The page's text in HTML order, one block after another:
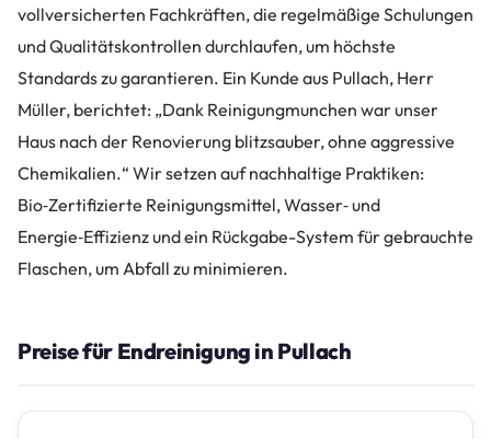
vollversicherten Fachkräften, die regelmäßige Schulungen
und Qualitätskontrollen durchlaufen, um höchste
Standards zu garantieren. Ein Kunde aus Pullach, Herr
Müller, berichtet: „Dank Reinigungmunchen war unser
Haus nach der Renovierung blitzsauber, ohne aggressive
Chemikalien.“ Wir setzen auf nachhaltige Praktiken:
Bio‑Zertifizierte Reinigungsmittel, Wasser‑ und
Energie‑Effizienz und ein Rückgabe-System für gebrauchte
Flaschen, um Abfall zu minimieren.
Preise für Endreinigung in Pullach